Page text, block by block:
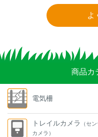
よ
商品カ
電気柵
トレイルカメラ
（セ
カメラ）